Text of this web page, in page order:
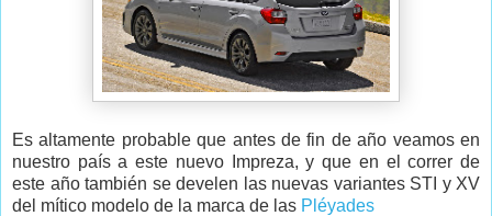
Es altamente probable que antes de fin de año veamos en
nuestro país a este nuevo Impreza, y que en el correr de
este año también se develen las nuevas variantes STI y XV
del mítico modelo de la marca de las Pléyades